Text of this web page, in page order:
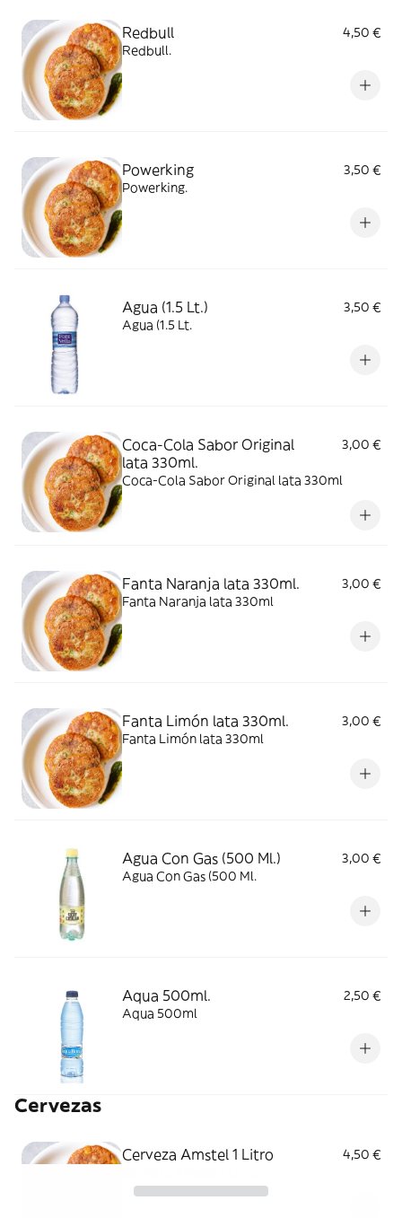
Redbull
4,50 €
Redbull.
Powerking
3,50 €
Powerking.
Agua (1.5 Lt.)
3,50 €
Agua (1.5 Lt.
Coca-Cola Sabor Original
lata 330ml.
3,00 €
Coca-Cola Sabor Original lata 330ml
Fanta Naranja lata 330ml.
3,00 €
Fanta Naranja lata 330ml
Fanta Limón lata 330ml.
3,00 €
Fanta Limón lata 330ml
Agua Con Gas (500 Ml.)
3,00 €
Agua Con Gas (500 Ml.
Aqua 500ml.
2,50 €
Aqua 500ml
Cervezas
Cerveza Amstel 1 Litro
4,50 €